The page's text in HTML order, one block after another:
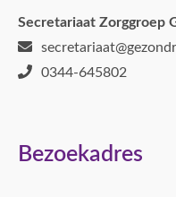
Secretariaat Zorggroep
0344-645802
Bezoekadres